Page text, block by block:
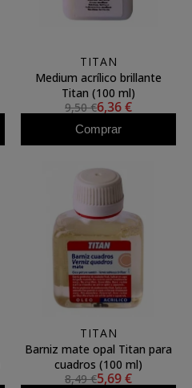
TITAN
Medium acrílico brillante
Titan (100 ml)
9,50 €6,36 €
Comprar
TITAN
Barniz mate opal Titan para
cuadros (100 ml)
8,49 €5,69 €